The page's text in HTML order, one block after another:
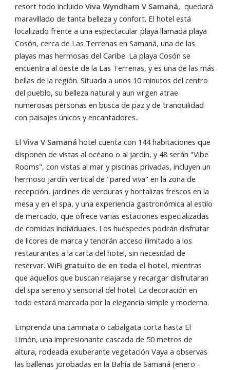
resort todo incluidoViva Wyndham V Samaná, quedará
maravillado de tanta belleza y confort. El hotel está
localizado frente a una espectacular playa llamada playa
Cosón, cerca de Las Terrenas en Samaná, una de las
playas mas hermosas del Caribe. La playa Cosón se
encuentra al oeste de la Las Terrenas, y es una de las más
bellas de la región. Situada a unos 10 minutos del centro
del pueblo, su belleza natural y aun virgen atrae
numerosas personas en busca de paz y de tranquilidad
con paisajes únicos y encantadores..
ElViva V Samaná hotel cuenta con 144 habitaciones que
disponen de vistas al océano o al jardín, y 48 serán "Vibe
Rooms", con vistas al mar y piscinas privadas, incluyen un
hermoso jardín vertical de "pared viva" en la zona de
recepción, jardines de verduras y hortalizas frescos en la
mesa y en el spa, y una experiencia gastronómica al estilo
de mercado, que ofrece varias estaciones especializadas
de comidas individuales. Los huéspedes podrán disfrutar
de licores de marca y tendrán acceso ilimitado a los
restaurantes a la carta del hotel, sin necesidad de
reservar. WiFi gratuito de en toda el hotel, mientras
que aquellos que buscan relajarse y recargar disfrutaran
del spa sereno y sensorial del hotel. La decoración en
todo estará marcada por la elegancia simple y moderna.
Emprenda una caminata o cabalgata corta hasta El
Limón, una impresionante cascada de 50 metros de
altura, rodeada exuberante vegetación Vaya a observas
las ballenas jorobadas en la Bahía de Samaná (enero -